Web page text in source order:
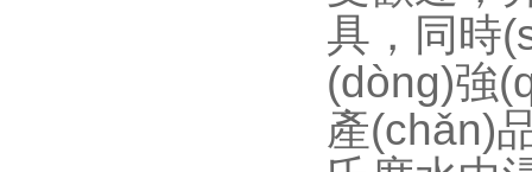
具，同時
(dòng)強
產(chǎn)